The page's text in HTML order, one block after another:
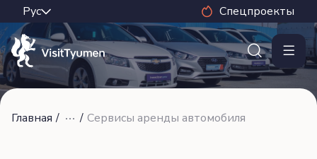
Спецпроекты
Главная / / Сервисы аренды автомобиля